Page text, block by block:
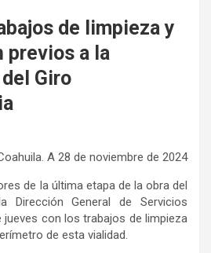
de limpieza y
previos a la
Giro
. A 28 de noviembre de 2024
de la última etapa de la obra del
Dirección General de Servicios
jueves con los trabajos de limpieza
de esta vialidad.